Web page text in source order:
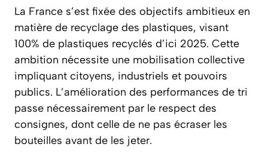
La France s’est fixée des objectifs ambitieux en
matière de recyclage des plastiques, visant
100% de plastiques recyclés d’ici 2025. Cette
ambition nécessite une mobilisation collective
impliquant citoyens, industriels et pouvoirs
publics. L’amélioration des performances de tri
passe nécessairement par le respect des
consignes, dont celle de ne pas écraser les
bouteilles avant de les jeter.